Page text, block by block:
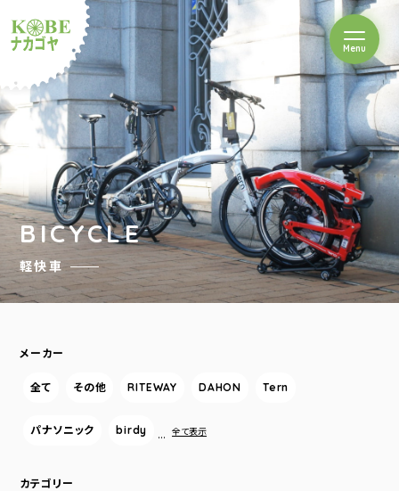
ルショップナカゴヤ
Menuを開閉
BICYCLE
軽快車
メーカー
全て その他 RITEWAY DAHON Tern
パナソニック birdy … 全て表示
カテゴリー